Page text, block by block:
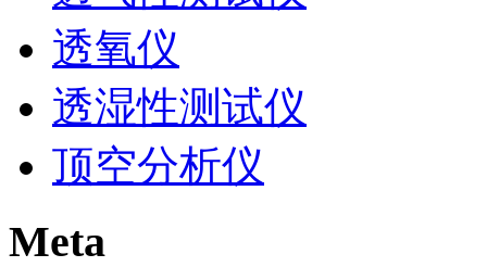
透氧仪
透湿性测试仪
顶空分析仪
Meta